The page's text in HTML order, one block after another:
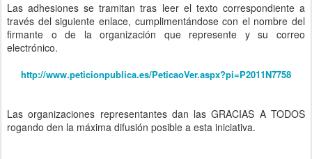
Las adhesiones se tramitan tras leer el texto correspondiente a
través del siguiente enlace, cumplimentándose con el nombre del
firmante o de la organización que represente y su correo
electrónico.
http://www.peticionpublica.es/PeticaoVer.aspx?pi=P2011N7758
Las organizaciones representantes dan las GRACIAS A TODOS
rogando den la máxima difusión posible a esta iniciativa.